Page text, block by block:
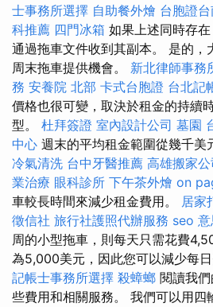
士事務所選擇 自助餐外燴 台胞證
科推薦 四門冰箱 如果上述同時存
通過拖車文件收到其副本。 是的，
周末拖車提供機會。 新北律師事務
務 安養院 北部 卡式台胞證 台北記
價格也很可變，取決於租金的持續
型。 杜拜簽證 室內設計公司 墓園
中心 週末的平均租金範圍從幾千美
冷氣清洗 台中牙醫推薦 高雄搬家公
業治療 眼科診所 下午茶外燴 on
車較長時間來減少租金費用。 居家
徵信社 旅行社護照代辦服務 seo 意
周的小型拖車，則每天只需花費
為5,000美元，因此您可以減少每日
記帳士事務所選擇 殺蟑螂 閱讀我
些費用和相關服務。 我們可以用四